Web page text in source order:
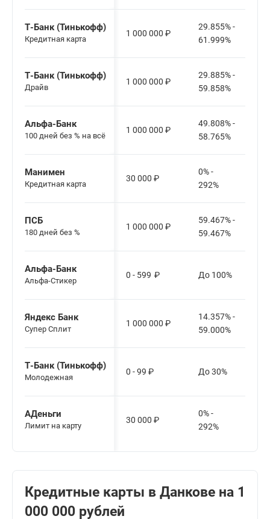
Т-Банк (Тинькофф)
Кредитная карта
1 000 000 ₽
29.855% -
61.999%
Т-Банк (Тинькофф)
Драйв
1 000 000 ₽
29.885% -
59.858%
Альфа-Банк
100 дней без % на всё
1 000 000 ₽
49.808% -
58.765%
Манимен
Кредитная карта
30 000 ₽
0% -
292%
ПСБ
180 дней без %
1 000 000 ₽
59.467% -
59.467%
Альфа-Банк
Альфа-Стикер
0 - 599 ₽ До 100%
Яндекс Банк
Cупер Сплит
1 000 000 ₽
14.357% -
59.000%
Т-Банк (Тинькофф)
Молодежная
0 - 99 ₽ До 30%
АДеньги
Лимит на карту
30 000 ₽
0% -
292%
Кредитные карты в Данкове на 1
000 000 рублей